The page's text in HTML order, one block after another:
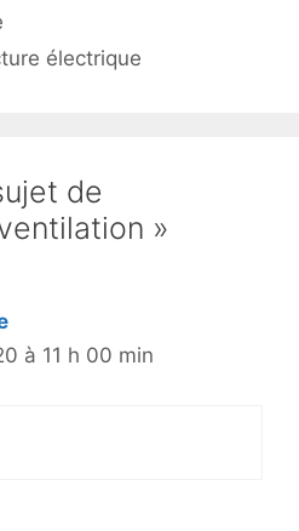
électrique
de
»
à 11 h 00 min